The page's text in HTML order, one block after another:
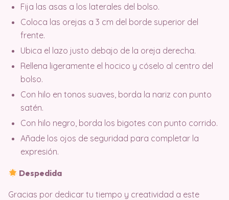
Fija las asas a los laterales del bolso.
Coloca las orejas a 3 cm del borde superior del
frente.
Ubica el lazo justo debajo de la oreja derecha.
Rellena ligeramente el hocico y cóselo al centro del
bolso.
Con hilo en tonos suaves, borda la nariz con punto
satén.
Con hilo negro, borda los bigotes con punto corrido.
Añade los ojos de seguridad para completar la
expresión.
Despedida
Gracias por dedicar tu tiempo y creatividad a este